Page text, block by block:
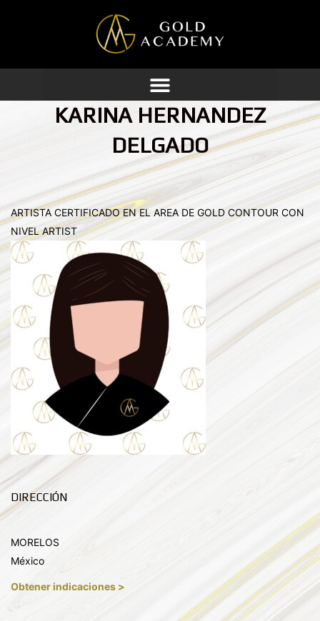
contenido
KARINA HERNANDEZ
DELGADO
ARTISTA CERTIFICADO EN EL AREA DE GOLD CONTOUR CON
NIVEL ARTIST
DIRECCIÓN
MORELOS
México
Obtener indicaciones >